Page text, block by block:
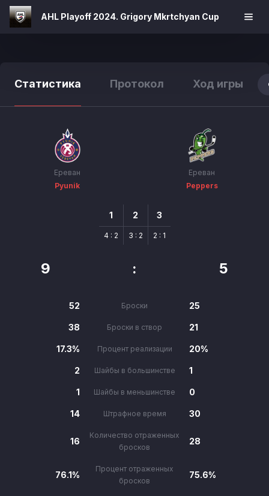
AHL Playoff 2024. Grigory Mkrtchyan Cup
Статистика Протокол Ход игры
Ереван
Pyunik
Ереван
Peppers
1
4 : 2
2
3 : 2
3
2 : 1
9 : 5
52 Броски 25
38 Броски в створ 21
17.3% Процент реализации 20%
2 Шайбы в большинстве 1
1 Шайбы в меньшинстве 0
14 Штрафное время 30
16
Количество отраженных
бросков
28
76.1%
Процент отраженных
бросков
75.6%